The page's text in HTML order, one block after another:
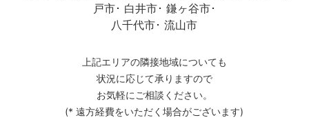
戸市･ 白井市･ 鎌ヶ谷市･
八千代市･流山市
上記エリアの隣接地域についても
状況に応じて承りますので
お気軽にご相談ください。
(* 遠方経費をいただく場合がございます)